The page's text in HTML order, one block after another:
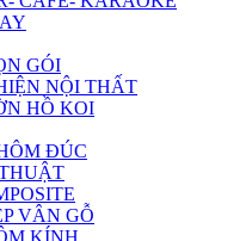
GÓI
NỘI THẤT
HỒ KOI
ĐÚC
VÂN GỖ
KÍNH